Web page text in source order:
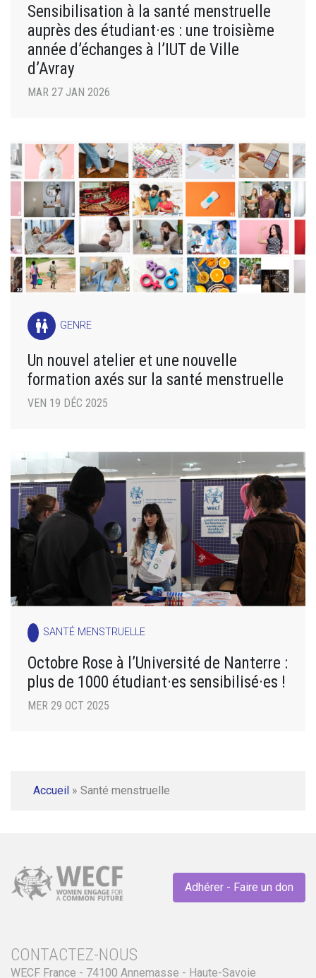
Sensibilisation à la santé menstruelle
auprès des étudiant·es : une troisième
année d’échanges à l’IUT de Ville
d’Avray
MAR 27 JAN 2026
wc GENRE
Un nouvel atelier et une nouvelle
formation axés sur la santé menstruelle
VEN 19 DÉC 2025
SANTÉ MENSTRUELLE
Octobre Rose à l’Université de Nanterre :
plus de 1000 étudiant·es sensibilisé·es !
MER 29 OCT 2025
Accueil » Santé menstruelle
Adhérer - Faire un don
CONTACTEZ-NOUS
WECF France - 74100 Annemasse - Haute-Savoie